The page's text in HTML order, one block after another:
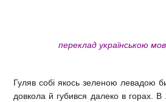
переклад українською
Гуляв собі якось зеленою левадою
довкола й губився далеко в горах. В